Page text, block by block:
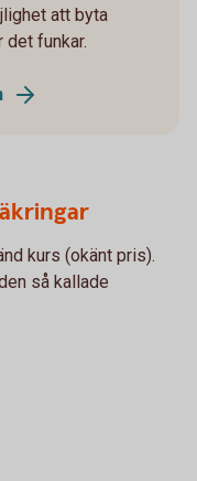
att byta
det funkar.
kurs (okänt pris).
så kallade